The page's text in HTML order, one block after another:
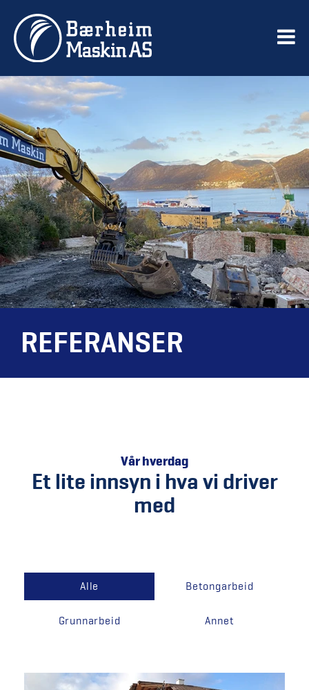
REFERANSER
Vår hverdag
Et lite innsyn i hva vi driver
med
Alle Betongarbeid
Grunnarbeid Annet